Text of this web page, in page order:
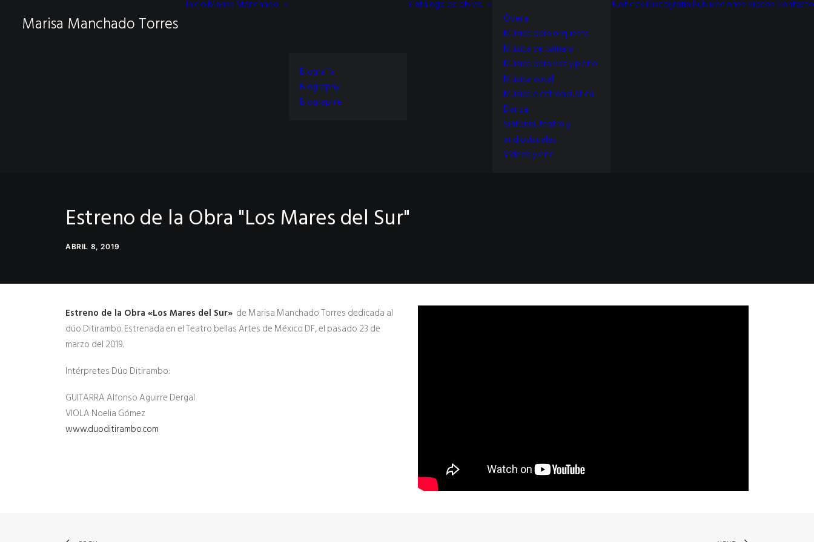
Marisa Manchado Torres
Inicio Marisa Manchado
Biografía
Biography
Biographie
Catálogo de obras
Ópera
Música para orquesta
Música de cámara
Música para voz y piano
Música vocal
Música electroacústica
Danza
Sintonía, teatro y
audiovisuales
Vídeos y cine
Noticias Discografía PublicacionesVideos Contacto
Estreno de la Obra "Los Mares del Sur"
ABRIL 8, 2019
Estreno de la Obra «Los Mares del Sur» de Marisa Manchado Torres dedicada al
dúo Ditirambo. Estrenada en el Teatro bellas Artes de México DF, el pasado 23 de
marzo del 2019.
Intérpretes Dúo Ditirambo:
GUITARRA Alfonso Aguirre Dergal
VIOLA Noelia Gómez
www.duoditirambo.com